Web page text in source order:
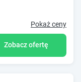
Pokaż ceny
Zobacz ofertę